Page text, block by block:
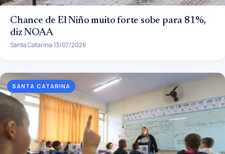
Chance de El Niño muito forte sobe para 81%,
diz NOAA
Santa Catarina 13/07/2026
SANTA CATARINA